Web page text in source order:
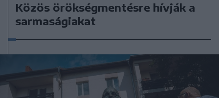
Közös örökségmentésre hívják a
sarmaságiakat